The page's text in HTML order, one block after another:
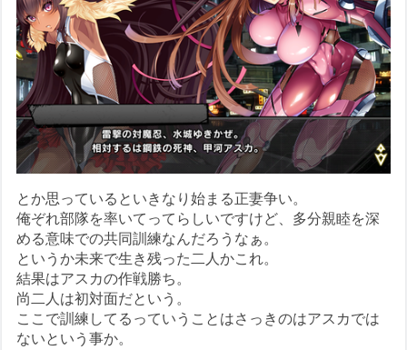
とか思っているといきなり始まる正妻争い。
俺ぞれ部隊を率いてってらしいですけど、多分親睦を深
める意味での共同訓練なんだろうなぁ。
というか未来で生き残った二人かこれ。
結果はアスカの作戦勝ち。
尚二人は初対面だという。
ここで訓練してるっていうことはさっきのはアスカでは
ないという事か。